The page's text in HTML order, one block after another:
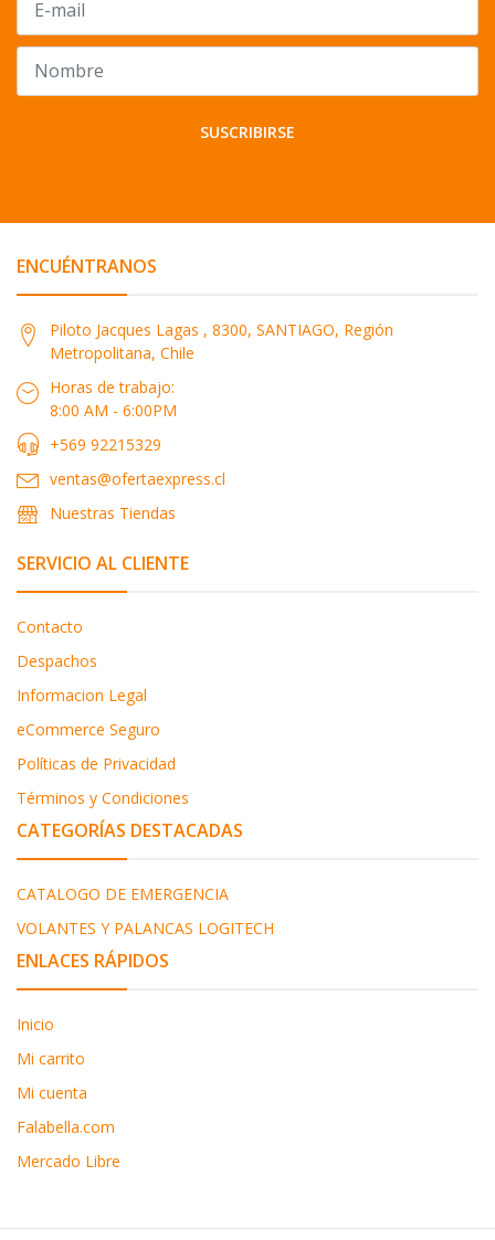
SUSCRIBIRSE
ENCUÉNTRANOS
Piloto Jacques Lagas , 8300, SANTIAGO, Región
Metropolitana, Chile
Horas de trabajo:
8:00 AM - 6:00PM
+569 92215329
ventas@ofertaexpress.cl
Nuestras Tiendas
SERVICIO AL CLIENTE
Contacto
Despachos
Informacion Legal
eCommerce Seguro
Políticas de Privacidad
Términos y Condiciones
CATEGORÍAS DESTACADAS
CATALOGO DE EMERGENCIA
VOLANTES Y PALANCAS LOGITECH
ENLACES RÁPIDOS
Inicio
Mi carrito
Mi cuenta
Falabella.com
Mercado Libre